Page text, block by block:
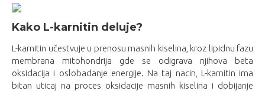
Kako L-karnitin deluje?
L-karnitin učestvuje u prenosu masnih kiselina, kroz lipidnu fazu
membrana mitohondrija gde se odigrava njihova beta
oksidacija i oslobadanje energije. Na taj nacin, L-karnitin ima
bitan uticaj na proces oksidacije masnih kiselina i dobijanje